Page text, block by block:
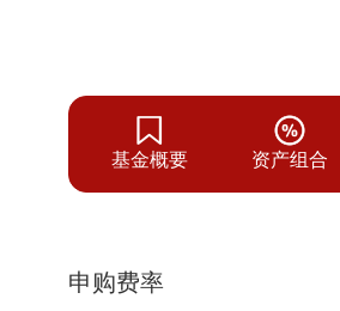
基金概要 资产组合
申购费率